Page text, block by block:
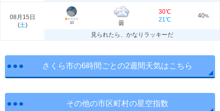
08月15日
(土) 10 曇
30℃
21℃
40%
見られたら、かなりラッキーだ
さくら市の6時間ごとの2週間天気はこちら
その他の市区町村の星空指数